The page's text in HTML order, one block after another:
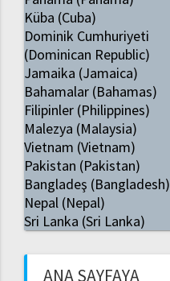
Küba (Cuba)
Dominik Cumhuriyeti
(Dominican Republic)
Jamaika (Jamaica)
Bahamalar (Bahamas)
Filipinler (Philippines)
Malezya (Malaysia)
Vietnam (Vietnam)
Pakistan (Pakistan)
Bangladeş (Bangladesh)
Nepal (Nepal)
Sri Lanka (Sri Lanka)
ANA SAYFAYA